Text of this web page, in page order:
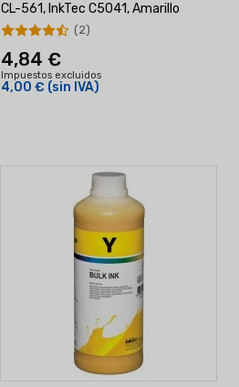
CL-561, InkTec C5041, Amarillo
4,84 €
Impuestos excluidos
4,00 € (sin IVA)
(2)